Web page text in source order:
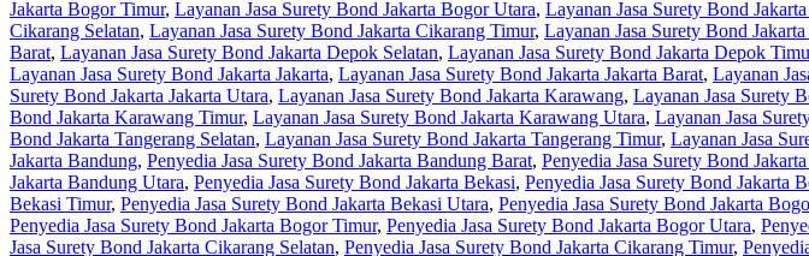
Jakarta Bogor Timur, Layanan Jasa Surety Bond Jakarta Bogor Utara, Layanan Jasa Surety Bond
Cikarang Selatan, Layanan Jasa Surety Bond Jakarta Cikarang Timur, Layanan Jasa Surety Bond
Barat, Layanan Jasa Surety Bond Jakarta Depok Selatan, Layanan Jasa Surety Bond Jakarta Depok
Layanan Jasa Surety Bond Jakarta Jakarta, Layanan Jasa Surety Bond Jakarta Jakarta Barat, Layanan
Surety Bond Jakarta Jakarta Utara, Layanan Jasa Surety Bond Jakarta Karawang, Layanan Jasa Surety
Bond Jakarta Karawang Timur, Layanan Jasa Surety Bond Jakarta Karawang Utara, Layanan Jasa
Bond Jakarta Tangerang Selatan, Layanan Jasa Surety Bond Jakarta Tangerang Timur, Layanan Jasa
Jakarta Bandung, Penyedia Jasa Surety Bond Jakarta Bandung Barat, Penyedia Jasa Surety Bond
Jakarta Bandung Utara, Penyedia Jasa Surety Bond Jakarta Bekasi, Penyedia Jasa Surety Bond Jakarta
Bekasi Timur, Penyedia Jasa Surety Bond Jakarta Bekasi Utara, Penyedia Jasa Surety Bond Jakarta
Penyedia Jasa Surety Bond Jakarta Bogor Timur, Penyedia Jasa Surety Bond Jakarta Bogor Utara,
Jasa Surety Bond Jakarta Cikarang Selatan, Penyedia Jasa Surety Bond Jakarta Cikarang Timur,